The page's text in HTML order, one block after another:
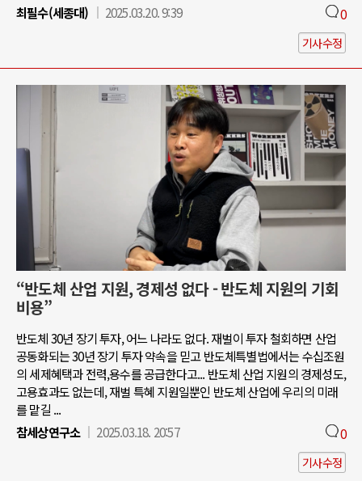
최필수(세종대)
2025.03.20. 9:39 0
기사수정
“반도체 산업 지원, 경제성 없다 - 반도체 지원의 기회
비용”
반도체 30년 장기 투자, 어느 나라도 없다. 재벌이 투자 철회하면 산업
공동화되는 30년 장기 투자 약속을 믿고 반도체특별법에서는 수십조원
의 세제혜택과 전력,용수를 공급한다고... 반도체 산업 지원의 경제성도,
고용효과도 없는데, 재벌 특혜 지원일뿐인 반도체 산업에 우리의 미래
를 맡길 ...
참세상연구소
2025.03.18. 20:57 0
기사수정